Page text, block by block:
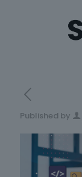
Published by